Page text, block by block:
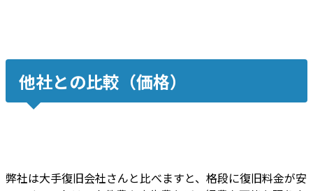
他社との比較（価格）
弊社は大手復旧会社さんと比べますと、 格段に復旧料金が安